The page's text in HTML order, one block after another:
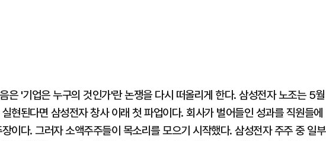
은 '기업은 누구의 것인가'란 논쟁을 다시 떠올리게 한다. 삼성전자 노조는 5월
현된다면 삼성전자 창사 이래 첫 파업이다. 회사가 벌어들인 성과를 직원들에
이다. 그러자 소액주주들이 목소리를 모으기 시작했다. 삼성전자 주주 중 일부